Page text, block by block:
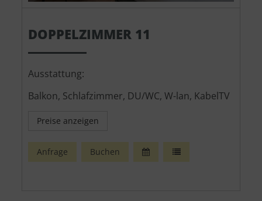
DOPPELZIMMER 11
Ausstattung:
Balkon, Schlafzimmer, DU/WC, W-lan, KabelTV
Preise anzeigen
Anfrage Buchen